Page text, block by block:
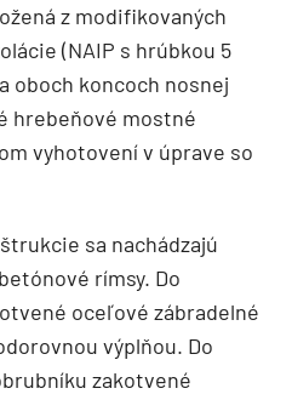
z modifikovaných
(NAIP s hrúbkou 5
oboch koncoch nosnej
hrebeňové mostné
vyhotovení v úprave so
sa nachádzajú
rímsy. Do
oceľové zábradelné
výplňou. Do
zakotvené